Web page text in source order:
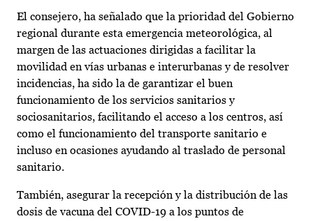
El consejero, ha señalado que la prioridad del Gobierno
regional durante esta emergencia meteorológica, al
margen de las actuaciones dirigidas a facilitar la
movilidad en vías urbanas e interurbanas y de resolver
incidencias, ha sido la de garantizar el buen
funcionamiento de los servicios sanitarios y
sociosanitarios, facilitando el acceso a los centros, así
como el funcionamiento del transporte sanitario e
incluso en ocasiones ayudando al traslado de personal
sanitario.
También, asegurar la recepción y la distribución de las
dosis de vacuna del COVID-19 a los puntos de